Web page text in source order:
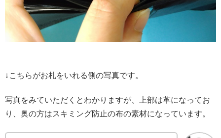
↓こちらがお札をいれる側の写真です。
写真をみていただくとわかりますが、上部は革になってお
り、奥の方はスキミング防止の布の素材になっています。